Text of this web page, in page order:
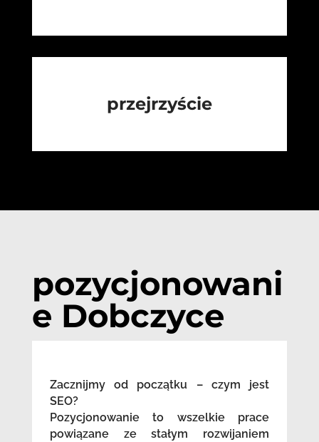
przejrzyście
pozycjonowani
e Dobczyce
Zacznijmy od początku – czym jest
SEO?
Pozycjonowanie to wszelkie prace
powiązane ze stałym rozwijaniem